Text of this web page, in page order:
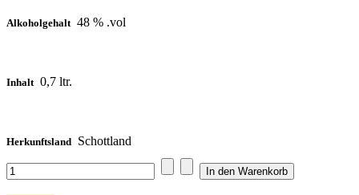
Alkoholgehalt 48 % .vol
Inhalt 0,7 ltr.
Herkunftsland Schottland